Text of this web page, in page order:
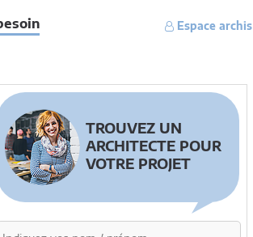
Espace archis
TROUVEZ UN
ARCHITECTE POUR
VOTRE PROJET